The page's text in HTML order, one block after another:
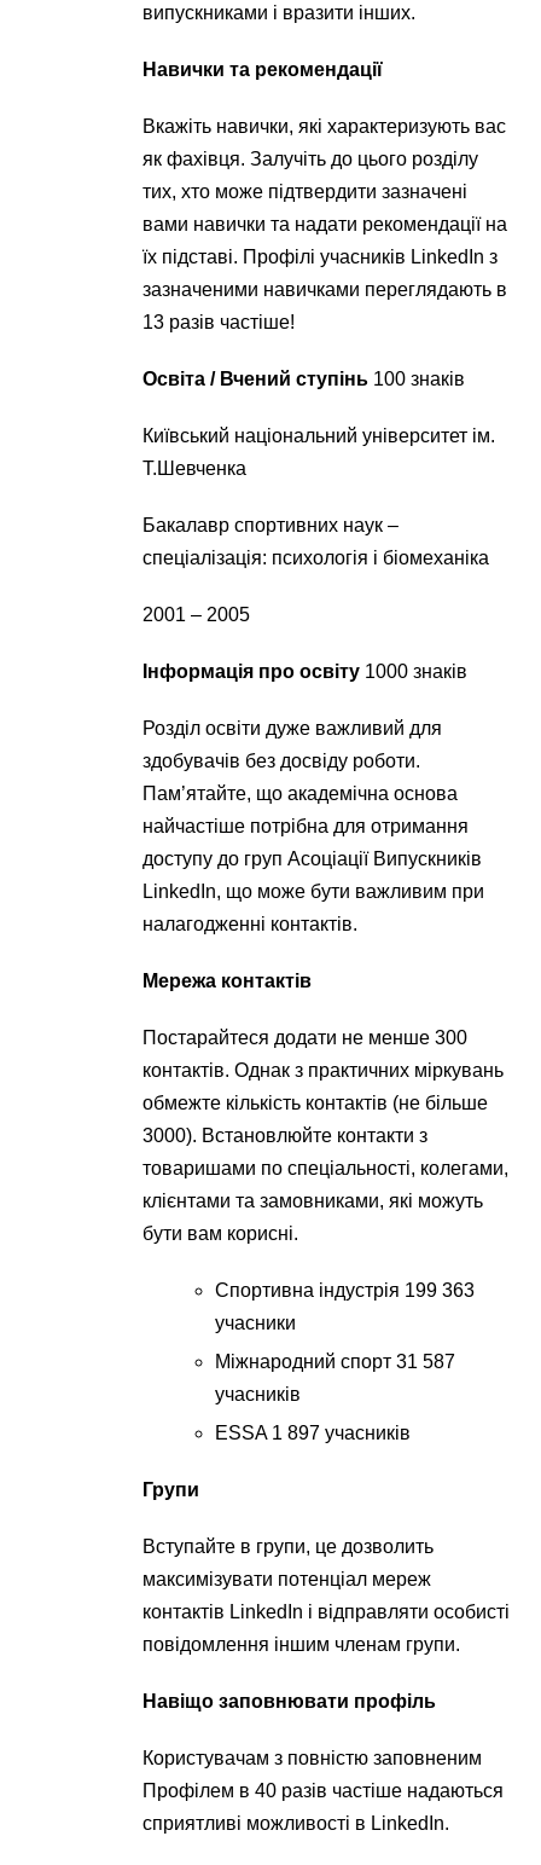
випускниками і вразити інших.
Навички та рекомендації
Вкажіть навички, які характеризують вас
як фахівця. Залучіть до цього розділу
тих, хто може підтвердити зазначені
вами навички та надати рекомендації на
їх підставі. Профілі учасників LinkedIn з
зазначеними навичками переглядають в
13 разів частіше!
Освіта / Вчений ступінь 100 знаків
Київський національний університет ім.
Т.Шевченка
Бакалавр спортивних наук –
спеціалізація: психологія і біомеханіка
2001 – 2005
Інформація про освіту 1000 знаків
Розділ освіти дуже важливий для
здобувачів без досвіду роботи.
Пам’ятайте, що академічна основа
найчастіше потрібна для отримання
доступу до груп Асоціації Випускників
LinkedIn, що може бути важливим при
налагодженні контактів.
Мережа контактів
Постарайтеся додати не менше 300
контактів. Однак з практичних міркувань
обмежте кількість контактів (не більше
3000). Встановлюйте контакти з
товаришами по спеціальності, колегами,
клієнтами та замовниками, які можуть
бути вам корисні.
Спортивна індустрія 199 363
учасники
Міжнародний спорт 31 587
учасників
ESSA 1 897 учасників
Групи
Вступайте в групи, це дозволить
максимізувати потенціал мереж
контактів LinkedIn і відправляти особисті
повідомлення іншим членам групи.
Навіщо заповнювати профіль
Користувачам з повністю заповненим
Профілем в 40 разів частіше надаються
сприятливі можливості в LinkedIn.